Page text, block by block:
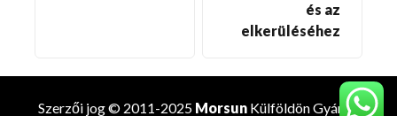
és az
elkerüléséhez
Szerzői jog © 2011-2025 Morsun KülföldönGyártó.